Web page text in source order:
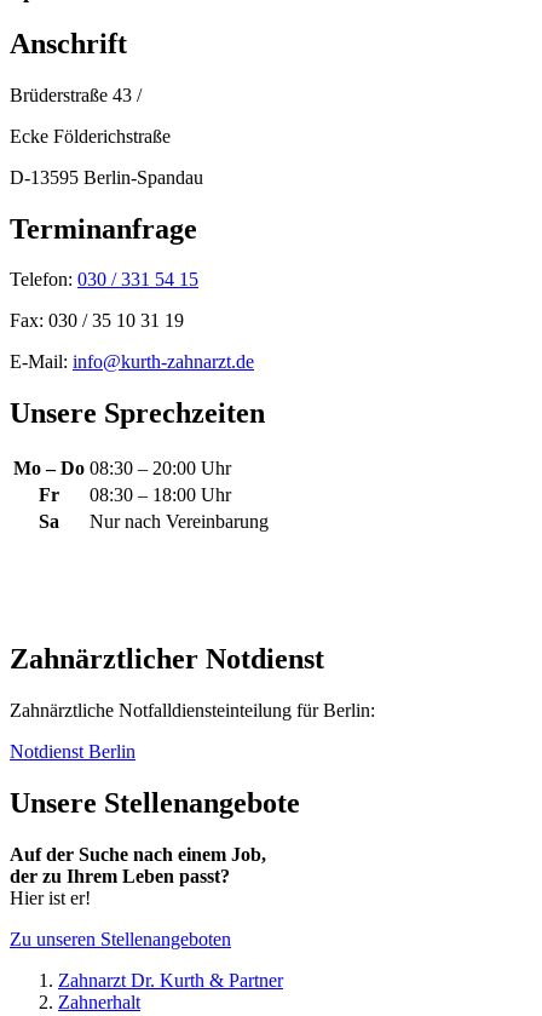
Anschrift
Brüderstraße 43 /
Ecke Földerichstraße
D-13595 Berlin-Spandau
Terminanfrage
Telefon: 030 / 331 54 15
Fax: 030 / 35 10 31 19
E-Mail: info@kurth-zahnarzt.de
Unsere Sprechzeiten
Mo – Do 08:30 – 20:00 Uhr
Fr
08:30 – 18:00 Uhr
Sa
Nur nach Vereinbarung
Zahnärztlicher Notdienst
Zahnärztliche Notfall­dienst­einteilung für Berlin:
Notdienst Berlin
Unsere Stellenangebote
Auf der Suche nach einem Job,
der zu Ihrem Leben passt?
Hier ist er!
Zu unseren Stellenangeboten
Zahnarzt Dr. Kurth & Partner
Zahnerhalt